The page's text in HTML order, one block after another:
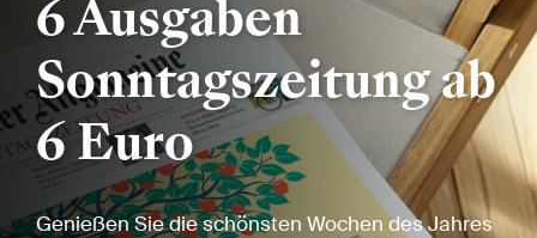
6 Ausgaben
Sonntagszeitung ab
6 Euro
Genießen Sie die schönsten Wochen des Jahres